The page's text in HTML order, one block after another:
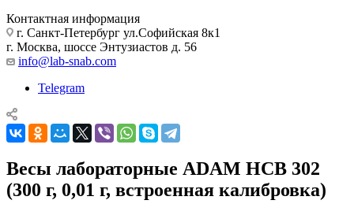
Контактная информация
г. Санкт-Петербург ул.Софийская 8к1
г. Москва, шоссе Энтузиастов д. 56
info@lab-snab.com
Telegram
Весы лабораторные ADAM HCB 302
(300 г, 0,01 г, встроенная калибровка)